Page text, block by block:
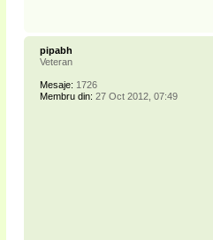
pipabh
Veteran
Mesaje: 1726
Membru din: 27 Oct 2012, 07:49